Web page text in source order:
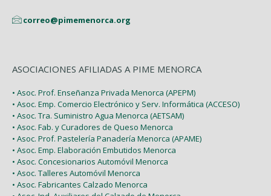
correo@pimemenorca.org
ASOCIACIONES AFILIADAS A PIME MENORCA
• Asoc. Prof. Enseñanza Privada Menorca (APEPM)
• Asoc. Emp. Comercio Electrónico y Serv. Informática (ACCESO)
• Asoc. Tra. Suministro Agua Menorca (AETSAM)
• Asoc. Fab. y Curadores de Queso Menorca
• Asoc. Prof. Pastelería Panadería Menorca (APAME)
• Asoc. Emp. Elaboración Embutidos Menorca
• Asoc. Concesionarios Automóvil Menorca
• Asoc. Talleres Automóvil Menorca
• Asoc. Fabricantes Calzado Menorca